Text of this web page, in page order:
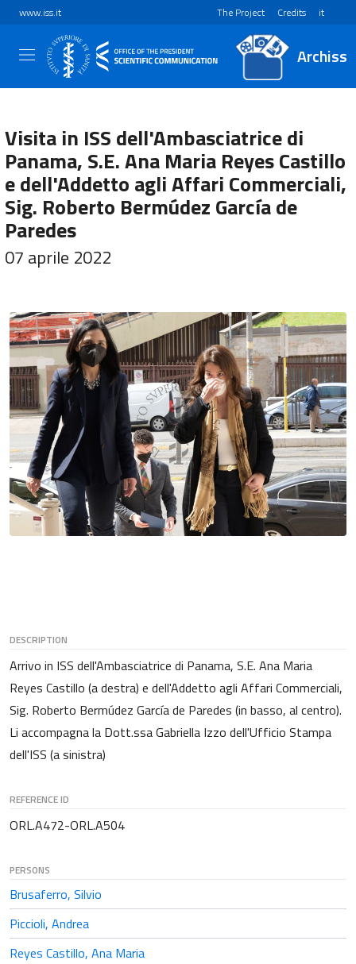
www.iss.it The Project Credits it
Archiss
Visita in ISS dell'Ambasciatrice di
Panama, S.E. Ana Maria Reyes Castillo
e dell'Addetto agli Affari Commerciali,
Sig. Roberto Bermúdez García de
Paredes
07 aprile 2022
DESCRIPTION
Arrivo in ISS dell'Ambasciatrice di Panama, S.E. Ana Maria
Reyes Castillo (a destra) e dell'Addetto agli Affari Commerciali,
Sig. Roberto Bermúdez García de Paredes (in basso, al centro).
Li accompagna la Dott.ssa Gabriella Izzo dell'Ufficio Stampa
dell'ISS (a sinistra)
REFERENCE ID
ORL.A472-ORL.A504
PERSONS
Brusaferro, Silvio
Piccioli, Andrea
Reyes Castillo, Ana Maria